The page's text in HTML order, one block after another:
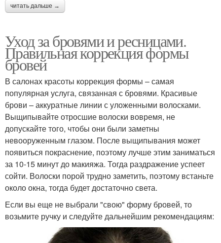
читать дальше →
Уход за бровями и ресницами.
Правильная коррекция формы
бровей
В салонах красоты коррекция формы – самая
популярная услуга, связанная с бровями. Красивые
брови – аккуратные линии с уложенными волосками.
Выщипывайте отросшие волоски вовремя, не
допускайте того, чтобы они были заметны
невооруженным глазом. После выщипывания может
появиться покраснение, поэтому лучше этим заниматься
за 10-15 минут до макияжа. Тогда раздражение успеет
сойти. Волоски порой трудно заметить, поэтому встаньте
около окна, тогда будет достаточно света.
Если вы еще не выбрали "свою" форму бровей, то
возьмите ручку и следуйте дальнейшим рекомендациям: